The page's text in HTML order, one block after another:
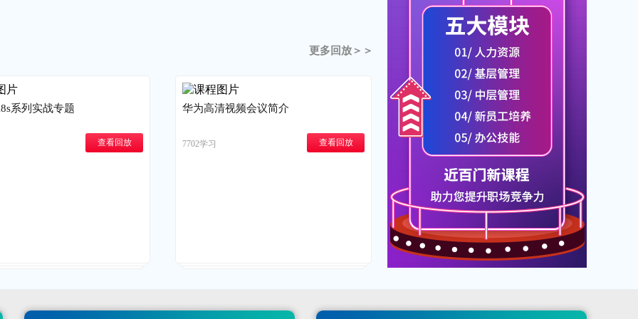
认证(新版)
累计学习时长：2997分钟
孔*强正在学习容器&Kubernetes认
证管理员(CKA)
累计学习时长：2654分钟
王*宇正在学习红帽RHCE认证培训
累计学习时长：2637分钟
卢*飞正在学习红帽RHCE认证培训
更多回放＞＞
系列实战专题
查看回放
华为高清视频会议简介
7702学习 查看回放